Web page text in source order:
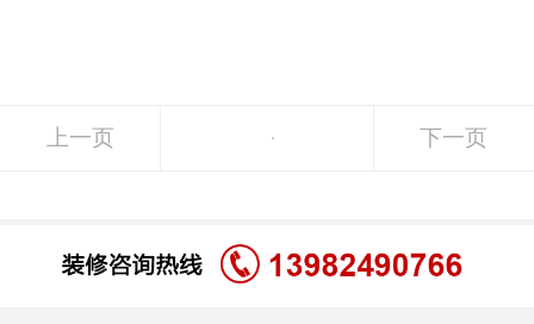
上一页 下一页